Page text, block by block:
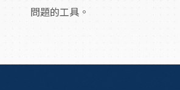
問題的工具。